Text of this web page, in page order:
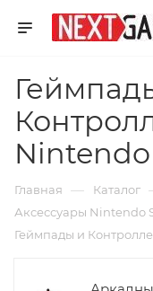
Главная — Каталог
Аксессуары Nintendo
Геймпады и